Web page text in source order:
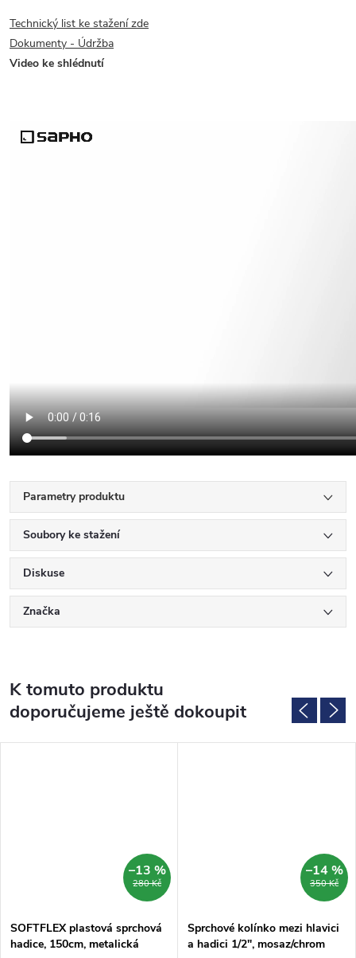
Technický list ke stažení zde
Dokumenty - Údržba
Video ke shlédnutí
Parametry produktu
Soubory ke stažení
Diskuse
Značka
K tomuto produktu
doporučujeme ještě dokoupit
280 Kč
–13 %
SOFTFLEX plastová sprchová
hadice, 150cm, metalická
350 Kč
–14 %
Sprchové kolínko mezi hlavici
a hadici 1/2", mosaz/chrom